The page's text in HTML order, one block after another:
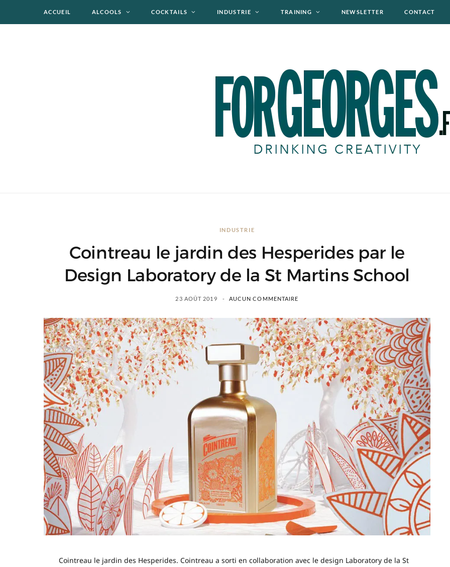
ACCUEIL ALCOOLS COCKTAILS INDUSTRIE TRAINING NEWSLETTER CONTACT
INDUSTRIE
Cointreau le jardin des Hesperides par le
Design Laboratory de la St Martins School
23 AOÛT 2019 AUCUN COMMENTAIRE
Cointreau le jardin des Hesperides. Cointreau a sorti en collaboration avec le design Laboratory de la St